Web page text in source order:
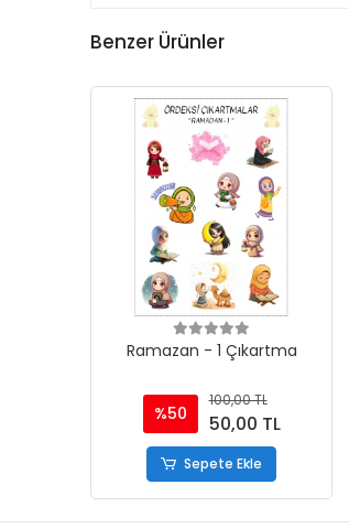
Benzer Ürünler
Ramazan - 1 Çıkartma
%50
100,00 TL
50,00 TL
Sepete Ekle